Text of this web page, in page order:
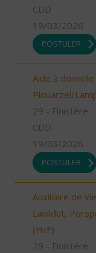
CDD
19/03/2026
POSTULER
Aide à
Plouarzel/
29 - Finistère
CDD
19/03/2026
POSTULER
Auxiliaire de
Lanildut,
(H/F)
29 - Finistère